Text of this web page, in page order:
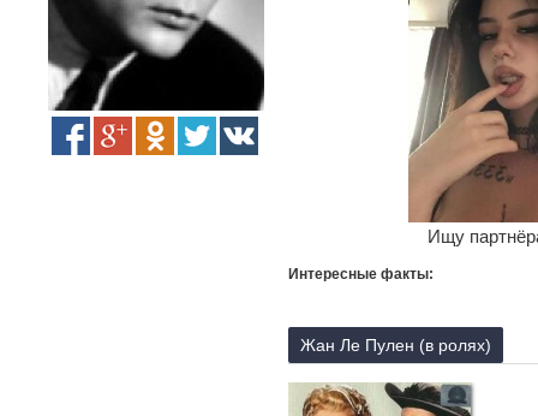
Ищу
Интересные факты:
Жан Ле Пулен (в ролях)